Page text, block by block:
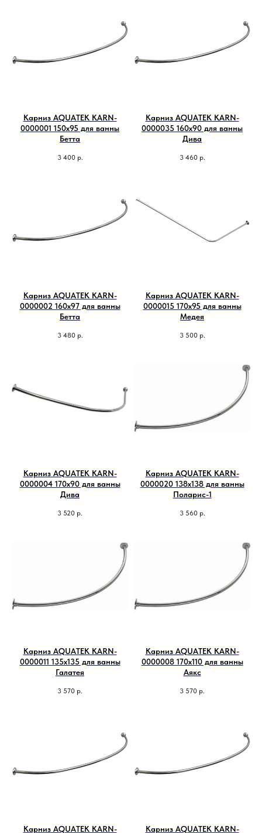
Карниз AQUATEK KARN-
0000001 150х95 для ванны
Бетта
3 400 р.
Карниз AQUATEK KARN-
0000035 160х90 для ванны
Дива
3 460 р.
Карниз AQUATEK KARN-
0000002 160х97 для ванны
Бетта
3 480 р.
Карниз AQUATEK KARN-
0000015 170х95 для ванны
Медея
3 500 р.
Карниз AQUATEK KARN-
0000004 170х90 для ванны
Дива
3 520 р.
Карниз AQUATEK KARN-
0000020 138х138 для ванны
Поларис-1
3 560 р.
Карниз AQUATEK KARN-
0000011 135х135 для ванны
Галатея
3 570 р.
Карниз AQUATEK KARN-
0000008 170х110 для ванны
Аякс
3 570 р.
Карниз AQUATEK KARN-
Карниз AQUATEK KARN-